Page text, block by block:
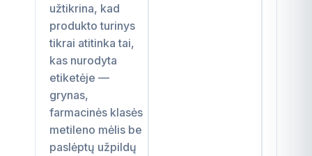
užtikrina, kad
produkto turinys
tikrai atitinka tai,
kas nurodyta
etiketėje —
grynas,
farmacinės klasės
metileno mėlis be
paslėptų užpildų